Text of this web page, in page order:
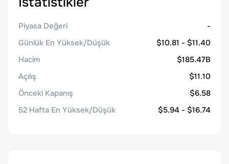
Piyasa Değeri
-
Günlük En Yüksek/Düşük
$10.81 - $11.40
Hacim
$185.47B
Açılış
$11.10
Önceki Kapanış
$6.58
52 Hafta En Yüksek/Düşük
$5.94 - $16.74